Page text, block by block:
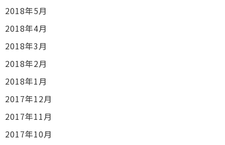
2018年5月
2018年4月
2018年3月
2018年2月
2018年1月
2017年12月
2017年11月
2017年10月